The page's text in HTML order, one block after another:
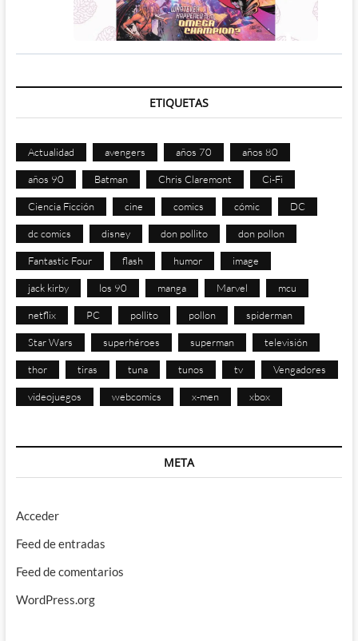
ETIQUETAS
Actualidad avengers años 70 años 80
años 90 Batman Chris Claremont Ci-Fi
Ciencia Ficción cine comics cómic DC
dc comics disney don pollito don pollon
Fantastic Four flash humor image
jack kirby los 90 manga Marvel mcu
netflix PC pollito pollon spiderman
Star Wars superhéroes superman televisión
thor tiras tuna tunos tv Vengadores
videojuegos webcomics x-men xbox
META
Acceder
Feed de entradas
Feed de comentarios
WordPress.org